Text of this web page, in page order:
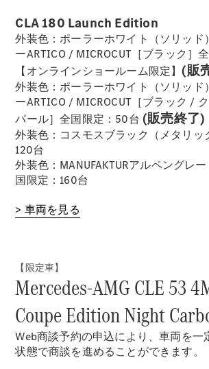
歴史とブラ
ンド
Mercedes-
AMG
Maybach
ALL TIME
Defining
CLA 180 Launch Edition
外装色：ポーラーホワイト（ソリッド
ーARTICO / MICROCUT［ブラック］
【オンラインショールーム限定】(販
外装色：ポーラーホワイト（ソリッド
ーARTICO / MICROCUT［ブラック /
パール］全国限定：50台(販売終了)
外装色：コスモスブラック（メタリッ
120台
外装色：MANUFAKTURアルペングレ
国限定：160台
> 車両を見る
【限定車】
Mercedes-AMG CLE 53
Coupe Edition Night
Web商談予約の申込により、車両を一
状態で商談を進めることができます。